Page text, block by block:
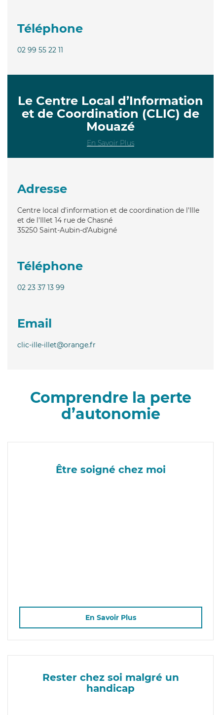
Téléphone
02 99 55 22 11
Le Centre Local d’Information
et de Coordination (CLIC) de
Mouazé
En Savoir Plus
Adresse
Centre local d'information et de coordination de l'Ille
et de l'Illet 14 rue de Chasné
35250 Saint-Aubin-d'Aubigné
Téléphone
02 23 37 13 99
Email
clic-ille-illet@orange.fr
Comprendre la perte
d’autonomie
Être soigné chez moi
En Savoir Plus
Rester chez soi malgré un
handicap